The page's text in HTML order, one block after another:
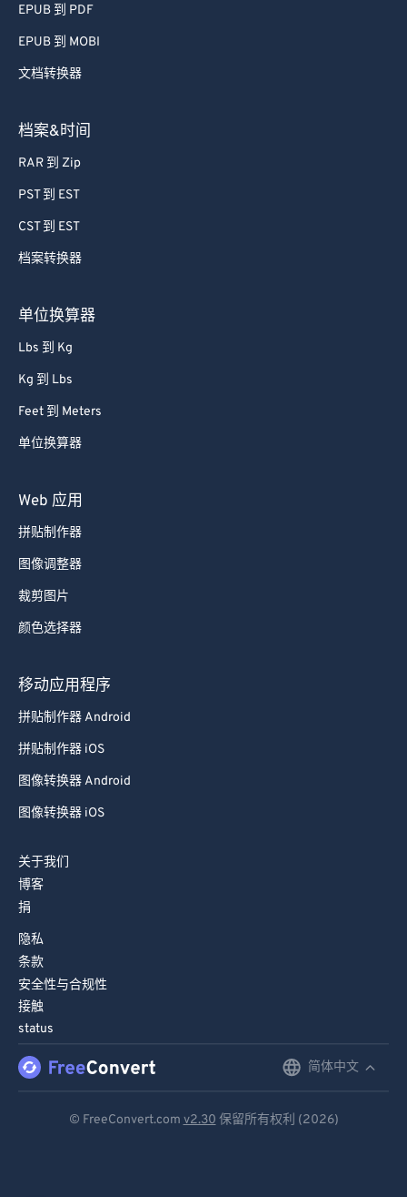
EPUB 到 PDF
EPUB 到 MOBI
文档转换器
档案&时间
RAR 到 Zip
PST 到 EST
CST 到 EST
档案转换器
单位换算器
Lbs 到 Kg
Kg 到 Lbs
Feet 到 Meters
单位换算器
Web 应用
拼贴制作器
图像调整器
裁剪图片
颜色选择器
移动应用程序
拼贴制作器 Android
拼贴制作器 iOS
图像转换器 Android
图像转换器 iOS
关于我们
博客
捐
隐私
条款
安全性与合规性
接触
status
简体中文
© FreeConvert.com v2.30 保留所有权利 (2026)